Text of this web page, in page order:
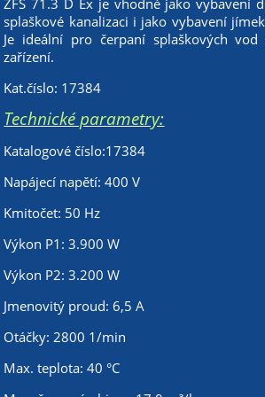
ZFS 71.3 D Ex je vhodné jako vybavení
splaškové kanalizaci i jako vybavení
Je ideální pro čerpaní splaškových
zařízení.
Kat.číslo: 17384
Technické parametry:
Katalogové číslo:17384
Napájecí napětí: 400 V
Kmitočet: 50 Hz
Výkon P1: 3.900 W
Výkon P2: 3.200 W
Jmenovitý proud: 6,5 A
Otáčky: 2800 1/min
Max. teplota: 40 °C